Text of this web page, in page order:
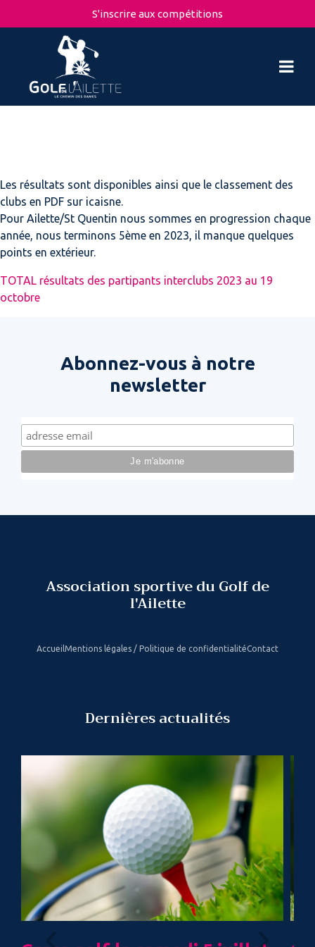
S'inscrire aux compétitions
Les résultats sont disponibles ainsi que le classement des
clubs en PDF sur icaisne.
Pour Ailette/St Quentin nous sommes en progression chaque
année, nous terminons 5ème en 2023, il manque quelques
points en extérieur.
TOTAL résultats des partipants interclubs 2023 au 19
octobre
Abonnez-vous à notre
newsletter
Association sportive du Golf de
l'Ailette
AccueilMentions légales / Politique de confidentialitéContact
Dernières actualités